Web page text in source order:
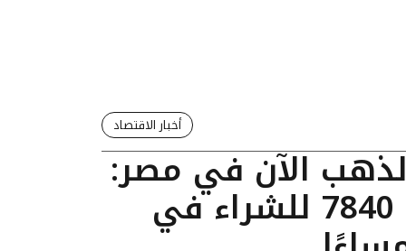
أخبار الاقتصاد
الآن في مصر:
عيار 24 يسجل 7840 للشراء في